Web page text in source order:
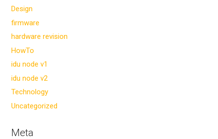
Design
firmware
hardware revision
HowTo
idu node v1
idu node v2
Technology
Uncategorized
Meta